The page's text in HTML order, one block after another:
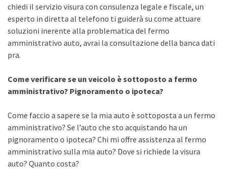
chiedi il servizio visura con consulenza legale e fiscale, un
esperto in diretta al telefono ti guiderà su come attuare
soluzioni inerente alla problematica del fermo
amministrativo auto, avrai la consultazione della banca dati
pra.
Come verificare se un veicolo è sottoposto a fermo
amministrativo? Pignoramento o ipoteca?
Come faccio a sapere se la mia auto è sottoposta a un fermo
amministrativo? Se l’auto che sto acquistando ha un
pignoramento o ipoteca? Chi mi offre assistenza al fermo
amministrativo sulla mia auto? Dove si richiede la visura
auto? Quanto costa?